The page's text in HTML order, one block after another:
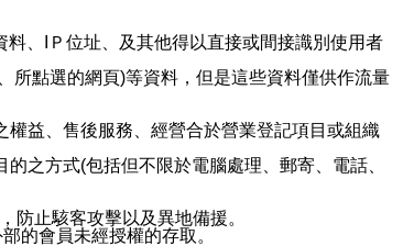
、IＰ位址、及其他得以直接或間接識別使用者
所點選的網頁)等資料，但是這些資料僅供作流量
益、售後服務、經營合於營業登記項目或組織
之方式(包括但不限於電腦處理、郵寄、電話、
防止駭客攻擊以及異地備援。
的會員未經授權的存取。